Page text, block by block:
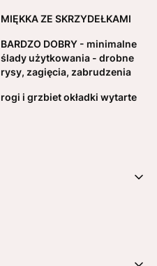
MIĘKKA ZE SKRZYDEŁKAMI
BARDZO DOBRY - minimalne
ślady użytkowania - drobne
rysy, zagięcia, zabrudzenia
rogi i grzbiet okładki wytarte